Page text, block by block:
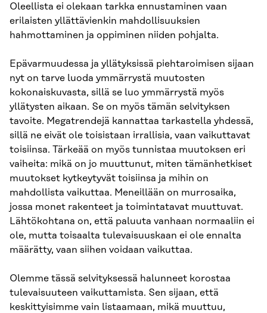
Oleellista ei olekaan tarkka ennustaminen vaan
erilaisten yllättävienkin mahdollisuuksien
hahmottaminen ja oppiminen niiden pohjalta.
Epävarmuudessa ja yllätyksissä piehtaroimisen sijaan
nyt on tarve luoda ymmärrystä muutosten
kokonaiskuvasta, sillä se luo ymmärrystä myös
yllätysten aikaan. Se on myös tämän selvityksen
tavoite. Megatrendejä kannattaa tarkastella yhdessä,
sillä ne eivät ole toisistaan irrallisia, vaan vaikuttavat
toisiinsa. Tärkeää on myös tunnistaa muutoksen eri
vaiheita: mikä on jo muuttunut, miten tämänhetkiset
muutokset kytkeytyvät toisiinsa ja mihin on
mahdollista vaikuttaa. Meneillään on murrosaika,
jossa monet rakenteet ja toimintatavat muuttuvat.
Lähtökohtana on, että paluuta vanhaan normaaliin ei
ole, mutta toisaalta tulevaisuuskaan ei ole ennalta
määrätty, vaan siihen voidaan vaikuttaa.
Olemme tässä selvityksessä halunneet korostaa
tulevaisuuteen vaikuttamista. Sen sijaan, että
keskittyisimme vain listaamaan, mikä muuttuu,